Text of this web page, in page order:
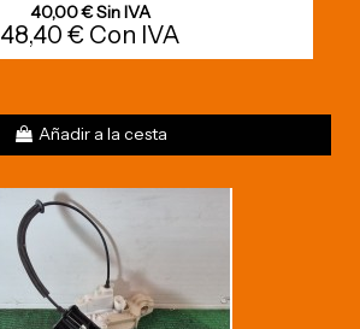
40,00 € Sin IVA
48,40 € Con IVA
Añadir a la cesta